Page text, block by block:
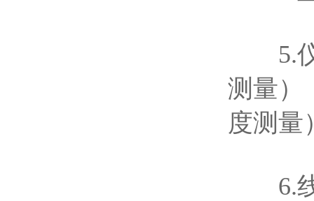
5.仪
测量）
度测量
6.线